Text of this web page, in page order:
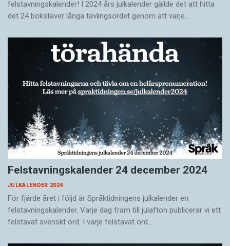
felstavningskalender! I 2024 års julkalender gällde det att hitta
det 24 bokstäver långa tävlingsordet genom att varje…
Felstavningskalender 24 december 2024
JULKALENDER 2024
För fjärde året i följd är Språktidningens julkalender en
felstavningskalender. Varje dag fram till julafton publicerar vi ett
felstavat svenskt ord. I varje felstavat ord…